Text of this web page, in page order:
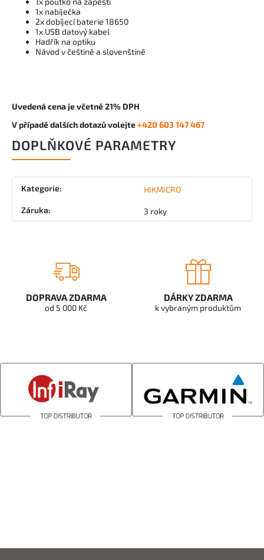
1x nabíječka
2x dobíjecí baterie 18650
1x USB datový kabel
Hadřík na optiku
Návod v češtině a slovenštině
Uvedená cena je včetně 21% DPH
V případě dalších dotazů volejte+420 603 147 467
DOPLŇKOVÉ PARAMETRY
Kategorie: HIKMICRO
Záruka: 3 roky
DOPRAVA ZDARMA
od 5 000 Kč
DÁRKY ZDARMA
k vybraným produktům